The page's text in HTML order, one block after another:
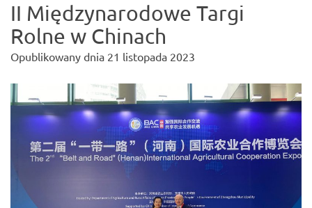
II Międzynarodowe Targi
Rolne w Chinach
Opublikowany dnia 21 listopada 2023